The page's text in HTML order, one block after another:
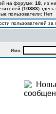
на форуме: 18 , из
(10383)
пользователи: Нет
пользователей за
Имя: